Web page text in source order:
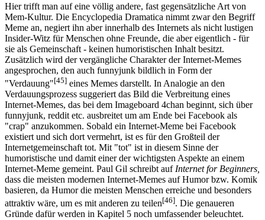
Hier trifft man auf eine völlig andere, fast gegensätzliche Art von
Mem-Kultur. Die Encyclopedia Dramatica nimmt zwar den Begriff
Meme an, negiert ihn aber innerhalb des Internets als nicht lustigen
Insider-Witz für Menschen ohne Freunde, die aber eigentlich - für
sie als Gemeinschaft - keinen humoristischen Inhalt besitzt.
Zusätzlich wird der vergängliche Charakter der Internet-Memes
angesprochen, den auch funnyjunk bildlich in Form der
"Verdauung"[45] eines Memes darstellt. In Analogie an den
Verdauungsprozess suggeriert das Bild die Verbreitung eines
Internet-Memes, das bei dem Imageboard 4chan beginnt, sich über
funnyjunk, reddit etc. ausbreitet um am Ende bei Facebook als
"crap" anzukommen. Sobald ein Internet-Meme bei Facebook
existiert und sich dort vermehrt, ist es für den Großteil der
Internetgemeinschaft tot. Mit "tot" ist in diesem Sinne der
humoristische und damit einer der wichtigsten Aspekte an einem
Internet-Meme gemeint. Paul Gil schreibt auf Internet for Beginners,
dass die meisten modernen Internet-Memes auf Humor bzw. Komik
basieren, da Humor die meisten Menschen erreiche und besonders
attraktiv wäre, um es mit anderen zu teilen[46]. Die genaueren
Gründe dafür werden in Kapitel 5 noch umfassender beleuchtet.